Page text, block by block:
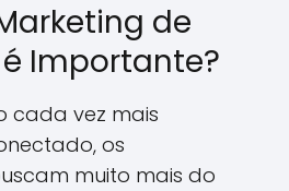
de
Importante?
cada vez mais
os
muito mais do